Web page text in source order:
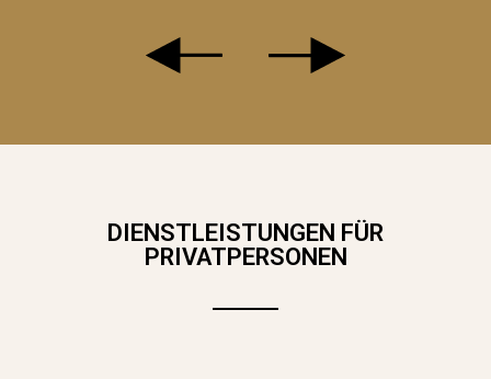
DIENSTLEISTUNGEN FÜR
PRIVATPERSONEN
DIE WEISSE ROSE IST EIN SYMBOL F